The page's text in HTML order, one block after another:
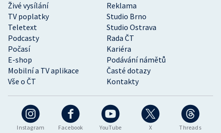
Instagram Facebook YouTube X Threads
Živé vysílání
Reklama
TV poplatky
Studio Brno
Teletext
Studio Ostrava
Podcasty
Rada ČT
Počasí
Kariéra
E-shop
Podávání námětů
Mobilní a TV aplikace
Časté dotazy
Vše o ČT
Kontakty